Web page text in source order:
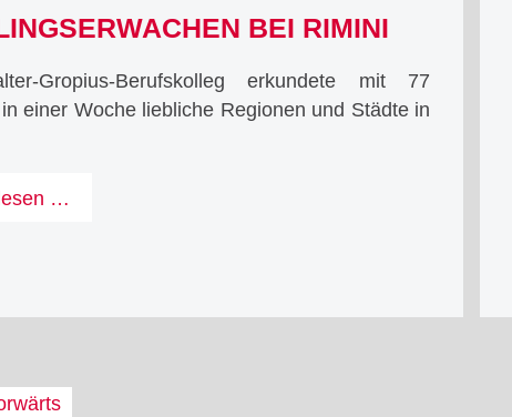
BEI RIMINI
Gropius-Berufskolleg erkundete mit 77
einer Woche liebliche Regionen und Städte in
…